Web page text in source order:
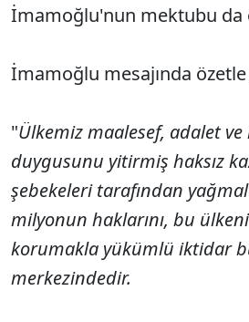
İmamoğlu'nun mektubu da
İmamoğlu mesajında
"Ülkemiz maalesef, adalet
duygusunu yitirmiş haksız
şebekeleri tarafından
milyonun haklarını, bu
korumakla yükümlü iktidar
merkezindedir.